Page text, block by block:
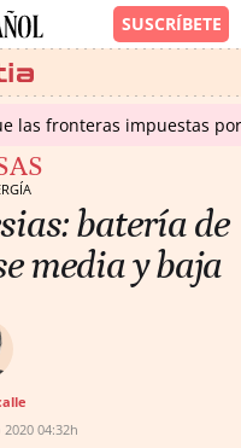
las fronteras impuestas
batería de
media y baja
2020 04:32h